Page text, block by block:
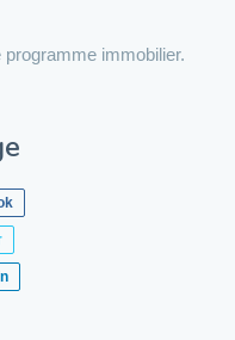
immobilier.